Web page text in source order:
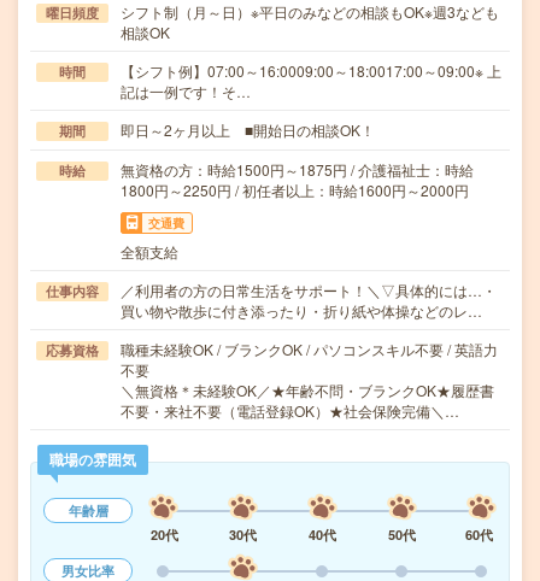
曜日頻度
シフト制（月～日）※平日のみなどの相談もOK※週3なども
相談OK
時間
【シフト例】07:00～16:0009:00～18:0017:00～09:00※ 上
記は一例です！そ…
期間 即日～2ヶ月以上 ■開始日の相談OK！
時給
無資格の方：時給1500円～1875円 / 介護福祉士：時給
1800円～2250円 / 初任者以上：時給1600円～2000円
交通費
全額支給
仕事内容
／利用者の方の日常生活をサポート！＼▽具体的には…・
買い物や散歩に付き添ったり・折り紙や体操などのレ…
応募資格
職種未経験OK / ブランクOK / パソコンスキル不要 / 英語力
不要
＼無資格＊未経験OK／★年齢不問・ブランクOK★履歴書
不要・来社不要（電話登録OK）★社会保険完備＼…
職場の雰囲気
年齢層
20代
30代 40代 50代
60代
男女比率